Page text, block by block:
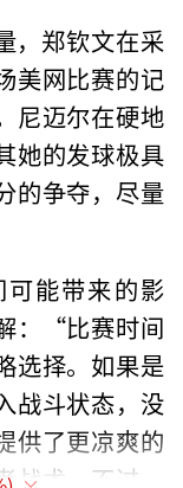
，郑钦文在采
美网比赛的记
尼迈尔在硬地
她的发球极具
的争夺，尽量
能带来的影
：“比赛时间
选择。如果是
战斗状态，没
供了更凉爽的
术，不过，